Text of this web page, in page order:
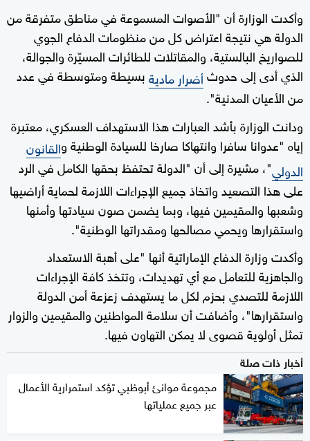
وأكدت الوزارة أن "الأصوات المسموعة في مناطق متفرقة من
الدولة هي نتيجة اعتراض كل من منظومات الدفاع الجوي
للصواريخ البالستية، والمقاتلات للطائرات المسيّرة والجوالة،
الذي أدى إلى حدوثأضرار ماديةبسيطة ومتوسطة في عدد
من الأعيان المدنية".
ودانت الوزارة بأشد العبارات هذا الاستهداف العسكري، معتبرة
إياه "عدوانا سافرا وانتهاكا صارخا للسيادة الوطنية والقانون
الدولي"، مشيرة إلى أن "الدولة تحتفظ بحقها الكامل في الرد
على هذا التصعيد واتخاذ جميع الإجراءات اللازمة لحماية أراضيها
وشعبها والمقيمين فيها، وبما يضمن صون سيادتها وأمنها
واستقرارها ويحمي مصالحها ومقدراتها الوطنية".
وأكدت وزارة الدفاع الإماراتية أنها "على أهبة الاستعداد
والجاهزية للتعامل مع أي تهديدات، وتتخذ كافة الإجراءات
اللازمة للتصدي بحزم لكل ما يستهدف زعزعة أمن الدولة
واستقرارها"، وأضافت أن سلامة المواطنين والمقيمين والزوار
تمثل أولوية قصوى لا يمكن التهاون فيها.
أخبار ذات صلة
مجموعة موانئ أبوظبي تؤكد استمرارية الأعمال
عبر جميع عملياتها